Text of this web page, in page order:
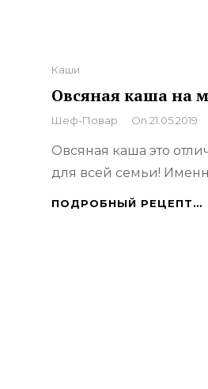
Categories
Каши
Овсяная каша на
By
Шеф-Повар On 21.05.2019
Овсяная каша это
для всей семьи!
ПОДРОБНЫЙ РЕЦЕПТ…